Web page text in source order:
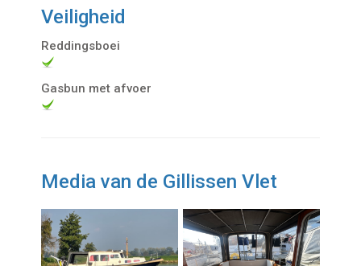
Veiligheid
Reddingsboei
Gasbun met afvoer
Media van de Gillissen Vlet